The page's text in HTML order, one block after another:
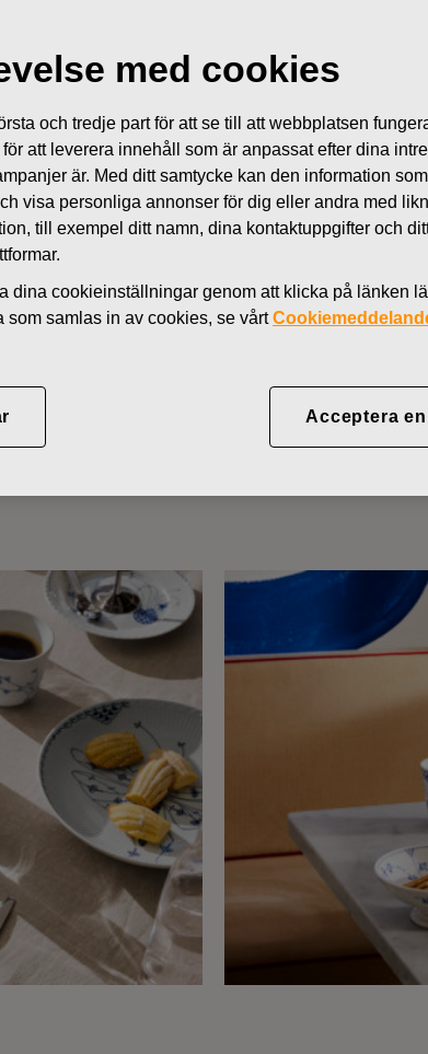
ROYAL COPENHAGEN
och igenkännliga blå dekor. Royal Copenhagen porslin
hantverkarskicklighet, djupaste respekt för traditioner
Köp Royal Copenhagens produkter
med cookies
och tredje part för att se till att webbplatsen
att leverera innehåll som är anpassat efter dina
är. Med ditt samtycke kan den information
visa personliga annonser för dig eller andra med
till exempel ditt namn, dina kontaktuppgifter och
dina cookieinställningar genom att klicka på länken
som samlas in av cookies, se vårt
Acceptera